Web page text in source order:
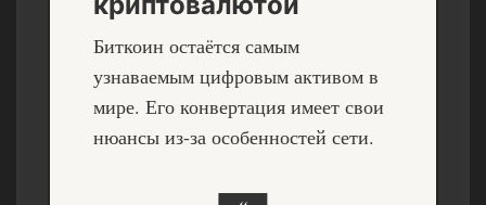
Биткоин остаётся самым
узнаваемым цифровым активом в
мире. Его конвертация имеет свои
нюансы из-за особенностей сети.